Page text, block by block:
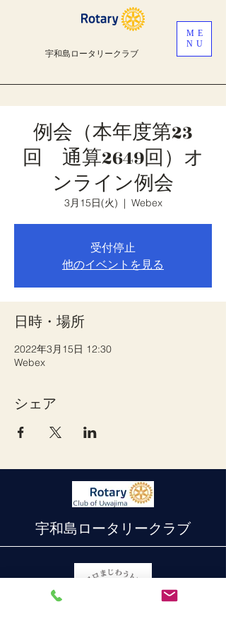
宇和島ロータリークラブ
ME
NU
例会（本年度第23
回 通算2649回）オ
ンライン例会
3月15日(火)
  |
Webex
受付停止
他のイベントを見る
日時・場所
2022年3月15日 12:30
Webex
シェア
宇和島ロータリークラブ